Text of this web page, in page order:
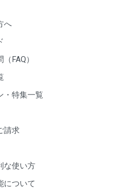
へ
FAQ）
・特集一覧
請求
な使い方
について